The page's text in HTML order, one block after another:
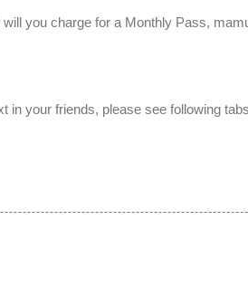
you charge for a Monthly Pass,
in your friends, please see following